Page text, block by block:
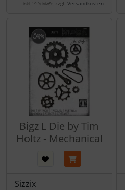
inkl. 19 % MwSt. zzgl. Versandkosten
Bigz L Die by Tim
Holtz - Mechanical
Sizzix